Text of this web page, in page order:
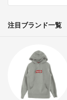
注目ブランド一覧